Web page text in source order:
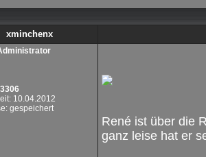
xminchenx
3306
10.04.2012
gespeichert
René ist über die
ganz leise hat er